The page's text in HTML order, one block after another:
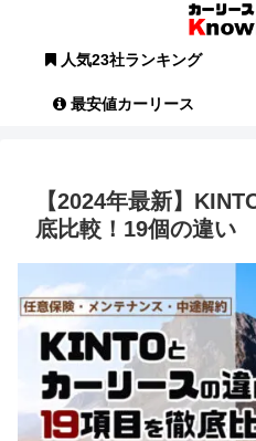
人気23社ランキング
最安値カーリース
【2024年最新】
底比較！19個の違い